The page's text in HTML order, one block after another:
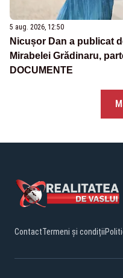
5 aug. 2026, 12:50
Nicușor Dan a publicat
Mirabelei Grădinaru,
DOCUMENTE
ContactTermeni și condiții